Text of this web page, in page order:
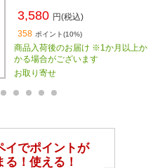
3,580 円(税込)
358 ポイント(10%)
商品入荷後のお届け ※1か月以上か
かる場合がございます
お取り寄せ